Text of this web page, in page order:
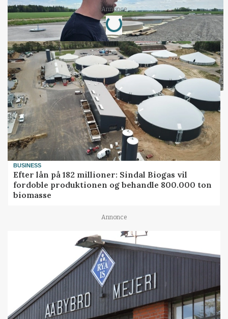
Annonce
Loading...
BUSINESS
Efter lån på 182 millioner: Sindal Biogas vil
fordoble produktionen og behandle 800.000 ton
biomasse
Annonce